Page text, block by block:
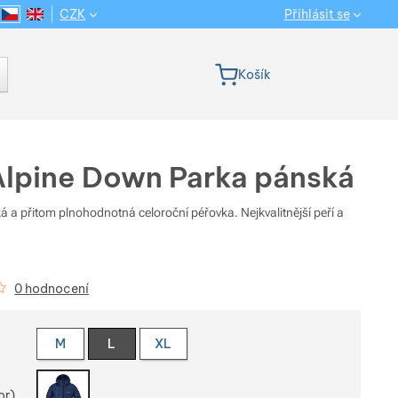
Down Parka pánská
a přitom plnohodnotná celoroční péřovka. Nejkvalitnější peří a
0 hodnocení
variantu
M L XL
verze
CS EN
CZK Přihlásit se
Košík